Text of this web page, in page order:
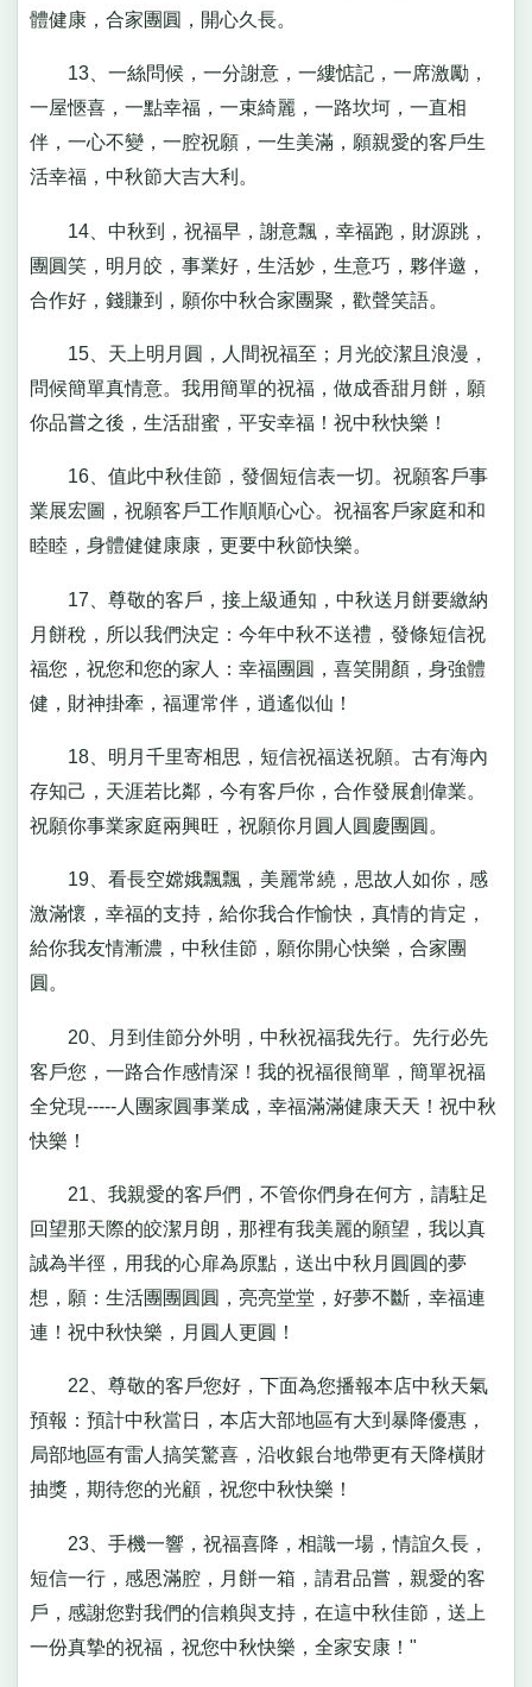
體健康，合家團圓，開心久長。
13、一絲問候，一分謝意，一縷惦記，一席激勵，
一屋愜喜，一點幸福，一束綺麗，一路坎坷，一直相
伴，一心不變，一腔祝願，一生美滿，願親愛的客戶生
活幸福，中秋節大吉大利。
14、中秋到，祝福早，謝意飄，幸福跑，財源跳，
團圓笑，明月皎，事業好，生活妙，生意巧，夥伴邀，
合作好，錢賺到，願你中秋合家團聚，歡聲笑語。
15、天上明月圓，人間祝福至；月光皎潔且浪漫，
問候簡單真情意。我用簡單的祝福，做成香甜月餅，願
你品嘗之後，生活甜蜜，平安幸福！祝中秋快樂！
16、值此中秋佳節，發個短信表一切。祝願客戶事
業展宏圖，祝願客戶工作順順心心。祝福客戶家庭和和
睦睦，身體健健康康，更要中秋節快樂。
17、尊敬的客戶，接上級通知，中秋送月餅要繳納
月餅稅，所以我們決定：今年中秋不送禮，發條短信祝
福您，祝您和您的家人：幸福團圓，喜笑開顏，身強體
健，財神掛牽，福運常伴，逍遙似仙！
18、明月千里寄相思，短信祝福送祝願。古有海內
存知己，天涯若比鄰，今有客戶你，合作發展創偉業。
祝願你事業家庭兩興旺，祝願你月圓人圓慶團圓。
19、看長空嫦娥飄飄，美麗常繞，思故人如你，感
激滿懷，幸福的支持，給你我合作愉快，真情的肯定，
給你我友情漸濃，中秋佳節，願你開心快樂，合家團
圓。
20、月到佳節分外明，中秋祝福我先行。先行必先
客戶您，一路合作感情深！我的祝福很簡單，簡單祝福
全兌現-----人團家圓事業成，幸福滿滿健康天天！祝中秋
快樂！
21、我親愛的客戶們，不管你們身在何方，請駐足
回望那天際的皎潔月朗，那裡有我美麗的願望，我以真
誠為半徑，用我的心扉為原點，送出中秋月圓圓的夢
想，願：生活團團圓圓，亮亮堂堂，好夢不斷，幸福連
連！祝中秋快樂，月圓人更圓！
22、尊敬的客戶您好，下面為您播報本店中秋天氣
預報：預計中秋當日，本店大部地區有大到暴降優惠，
局部地區有雷人搞笑驚喜，沿收銀台地帶更有天降橫財
抽獎，期待您的光顧，祝您中秋快樂！
23、手機一響，祝福喜降，相識一場，情誼久長，
短信一行，感恩滿腔，月餅一箱，請君品嘗，親愛的客
戶，感謝您對我們的信賴與支持，在這中秋佳節，送上
一份真摯的祝福，祝您中秋快樂，全家安康！"